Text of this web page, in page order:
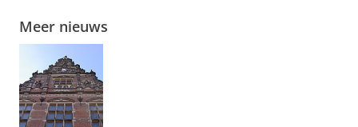
Meer nieuws